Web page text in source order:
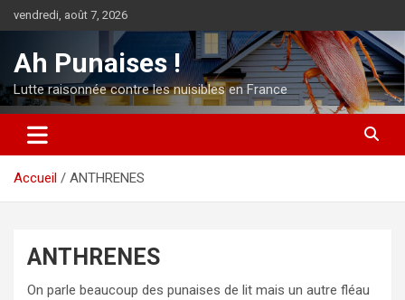
au
vendredi, août 7, 2026
Ah Punaises !
Lutte raisonnée contre les nuisibles en France
Accueil ANTHRENES
ANTHRENES
On parle beaucoup des punaises de lit mais un autre fléau